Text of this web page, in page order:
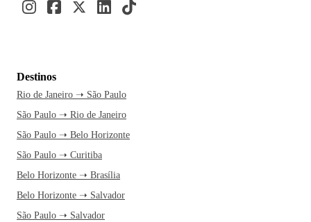
Destinos
Rio de Janeiro ➝ São Paulo
São Paulo ➝ Rio de Janeiro
São Paulo ➝ Belo Horizonte
São Paulo ➝ Curitiba
Belo Horizonte ➝ Brasília
Belo Horizonte ➝ Salvador
São Paulo ➝ Salvador